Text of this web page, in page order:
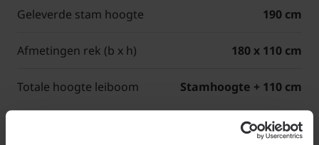
Geleverde stam hoogte 190 cm
Afmetingen rek (b x h) 180 x 110 cm
Totale hoogte leiboom Stamhoogte + 110 cm
(Basic)